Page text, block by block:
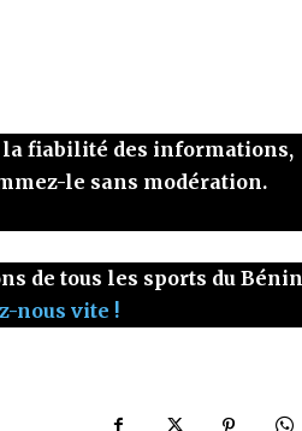
la fiabilité des informations,
le sans modération.
de tous les sports du Bénin
nous vite !